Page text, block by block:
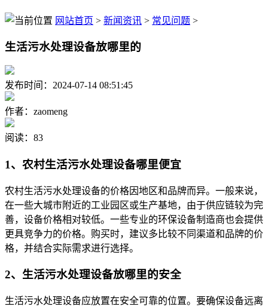
网站首页 > 新闻资讯 > 常见问题 >
生活污水处理设备放哪里的
发布时间：2024-07-14 08:51:45
作者：zaomeng
阅读：83
1、农村生活污水处理设备哪里便宜
农村生活污水处理设备的价格因地区和品牌而异。一般来说，
在一些大城市附近的工业园区或生产基地，由于供应链较为完
善，设备价格相对较低。一些专业的环保设备制造商也会提供
更具竞争力的价格。购买时，建议多比较不同渠道和品牌的价
格，并结合实际需求进行选择。
2、生活污水处理设备放哪里的安全
生活污水处理设备应放置在安全可靠的位置。要确保设备远离